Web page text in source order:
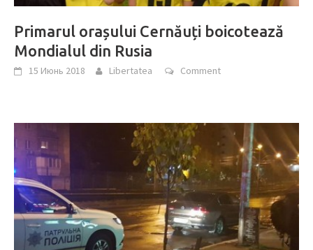
Primarul orașului Cernăuți boicotează
Mondialul din Rusia
15 Июнь 2018 Libertatea Comment